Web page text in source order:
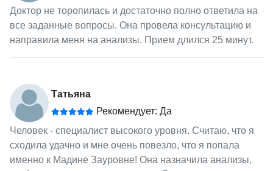
Доктор не торопилась и достаточно полно ответила на
все заданные вопросы. Она провела консультацию и
направила меня на анализы. Прием длился 25 минут.
Татьяна
Рекомендует: Да
Человек - специалист высокого уровня. Считаю, что я
сходила удачно и мне очень повезло, что я попала
именно к Мадине Зауровне! Она назначила анализы,